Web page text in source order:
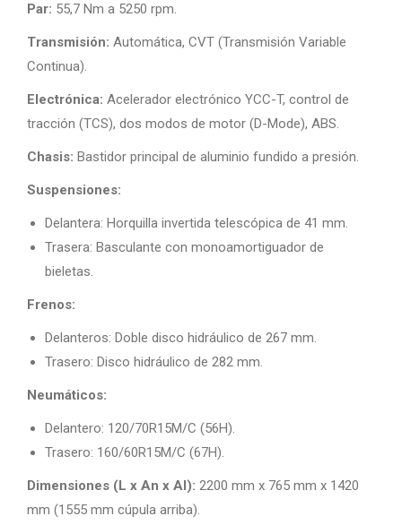
Par: 55,7 Nm a 5250 rpm.
Transmisión: Automática, CVT (Transmisión Variable
Continua).
Electrónica: Acelerador electrónico YCC-T, control de
tracción (TCS), dos modos de motor (D-Mode), ABS.
Chasis: Bastidor principal de aluminio fundido a presión.
Suspensiones:
Delantera: Horquilla invertida telescópica de 41 mm.
Trasera: Basculante con monoamortiguador de
bieletas.
Frenos:
Delanteros: Doble disco hidráulico de 267 mm.
Trasero: Disco hidráulico de 282 mm.
Neumáticos:
Delantero: 120/70R15M/C (56H).
Trasero: 160/60R15M/C (67H).
Dimensiones (L x An x Al): 2200 mm x 765 mm x 1420
mm (1555 mm cúpula arriba).